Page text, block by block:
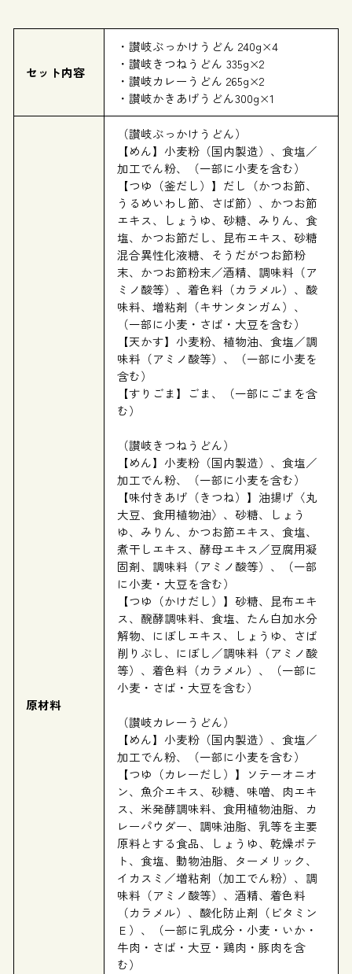
セット内容
・讃岐ぶっかけうどん 240g×4
・讃岐きつねうどん 335g×2
・讃岐カレーうどん 265g×2
・讃岐かきあげうどん300g×1
原材料
（讃岐ぶっかけうどん）
【めん】小麦粉（国内製造）、食塩／
加工でん粉、（一部に小麦を含む）
【つゆ（釜だし）】だし（かつお節、
うるめいわし節、さば節）、かつお節
エキス、しょうゆ、砂糖、みりん、食
塩、かつお節だし、昆布エキス、砂糖
混合異性化液糖、そうだがつお節粉
末、かつお節粉末／酒精、調味料（ア
ミノ酸等）、着色料（カラメル）、酸
味料、増粘剤（キサンタンガム）、
（一部に小麦・さば・大豆を含む）
【天かす】小麦粉、植物油、食塩／調
味料（アミノ酸等）、（一部に小麦を
含む）
【すりごま】ごま、（一部にごまを含
む）
（讃岐きつねうどん）
【めん】小麦粉（国内製造）、食塩／
加工でん粉、（一部に小麦を含む）
【味付きあげ（きつね）】油揚げ〈丸
大豆、食用植物油〉、砂糖、しょう
ゆ、みりん、かつお節エキス、食塩、
煮干しエキス、酵母エキス／豆腐用凝
固剤、調味料（アミノ酸等）、（一部
に小麦・大豆を含む）
【つゆ（かけだし）】砂糖、昆布エキ
ス、醗酵調味料、食塩、たん白加水分
解物、にぼしエキス、しょうゆ、さば
削りぶし、にぼし／調味料（アミノ酸
等）、着色料（カラメル）、（一部に
小麦・さば・大豆を含む）
（讃岐カレーうどん）
【めん】小麦粉（国内製造）、食塩／
加工でん粉、（一部に小麦を含む）
【つゆ（カレーだし）】ソテーオニオ
ン、魚介エキス、砂糖、味噌、肉エキ
ス、米発酵調味料、食用植物油脂、カ
レーパウダー、調味油脂、乳等を主要
原料とする食品、しょうゆ、乾燥ポテ
ト、食塩、動物油脂、ターメリック、
イカスミ／増粘剤（加工でん粉）、調
味料（アミノ酸等）、酒精、着色料
（カラメル）、酸化防止剤（ビタミン
Ｅ）、（一部に乳成分・小麦・いか・
牛肉・さば・大豆・鶏肉・豚肉を含
む）